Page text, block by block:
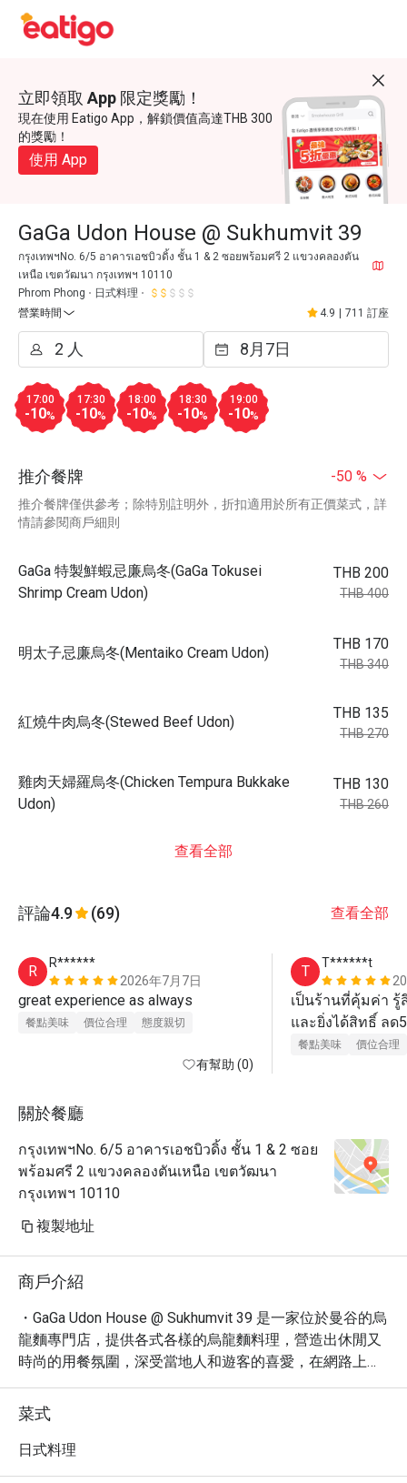
立即領取 App 限定獎勵！
現在使用 Eatigo App，解鎖價值高達THB 300
的獎勵！
使用 App
GaGa Udon House @ Sukhumvit 39
กรุงเทพฯNo. 6/5 อาคารเอชบิวดิ้ง ชั้น 1 & 2 ซอยพร้อมศรี 2 แขวงคลองตัน
เหนือ เขตวัฒนา กรุงเทพฯ 10110
Phrom Phong
日式料理
營業時間
4.9 711 訂座
17:00
-10%
17:30
-10%
18:00
-10%
18:30
-10%
19:00
-10%
推介餐牌 -50 %
推介餐牌僅供參考；除特別註明外，折扣適用於所有正價菜式，詳
情請參閱商戶細則
GaGa 特製鮮蝦忌廉烏冬(GaGa Tokusei
Shrimp Cream Udon)
THB 200
THB 400
明太子忌廉烏冬(Mentaiko Cream Udon)
THB 170
THB 340
紅燒牛肉烏冬(Stewed Beef Udon)
THB 135
THB 270
雞肉天婦羅烏冬(Chicken Tempura Bukkake
Udon)
THB 130
THB 260
查看全部
評論4.9 (69) 查看全部
R
R******
2026年7月7日
餐點美味 價位合理 態度親切
有幫助 (0)
T
T******t
เป็นร้านที่คุ้มค่า
และยิ่งได้สิทธิ์ ลด
แนะนำ
餐點美味 價位合理
關於餐廳
กรุงเทพฯNo. 6/5 อาคารเอชบิวดิ้ง ชั้น 1 & 2 ซอย
พร้อมศรี 2 แขวงคลองตันเหนือ เขตวัฒนา
กรุงเทพฯ 10110
複製地址
商戶介紹
・GaGa Udon House @ Sukhumvit 39 是一家位於曼谷的烏
龍麵專門店，提供各式各樣的烏龍麵料理，營造出休閒又
時尚的用餐氛圍，深受當地人和遊客的喜愛，在網路上擁
有高達 4.8 星的評價以及超過 1500 則的評論。
・GaGa Udon House 以其 Q 彈有勁的手工烏龍麵聞名，湯
頭濃郁鮮美，搭配豐富多樣的配料，讓您每一口都能感受
到幸福滋味。必嚐的包括招牌的牛肉烏龍麵、豚骨烏龍
菜式
日式料理